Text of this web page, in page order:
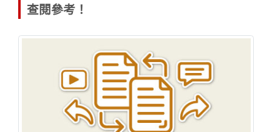
查閱參考！